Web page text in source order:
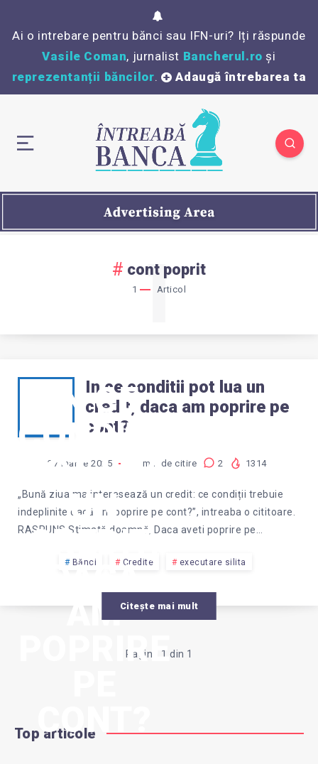
Ai o intrebare pentru bănci sau IFN-uri? Iți răspunde
Vasile Coman, jurnalist Bancherul.ro și
reprezentanții băncilor. Adaugă întrebarea ta
cont poprit
1 Articol
1
IN CE
CONDITII
POT LUA
UN
CREDIT,
DACA
AM
POPRIRE
CONT?
In ce conditii pot lua un
credit, daca am poprire pe
cont?
27 martie 2025 min de citire 2 1314
„Bună ziua ma interesează un credit: ce condiții trebuie
indeplinite dacă am poprire pe cont?”, intreaba o cititoare.
RASPUNS Stimată doamnă, Daca aveti poprire pe…
Bănci Credite executare silita
Citește mai mult
Pagina 1 din 1
Top articole